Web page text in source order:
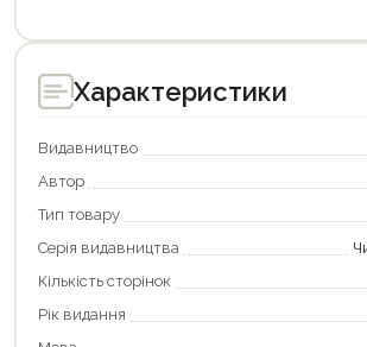
Характеристики
Видавництво
Автор
Тип товару
Серія видавництва
Кількість сторінок
Рік видання